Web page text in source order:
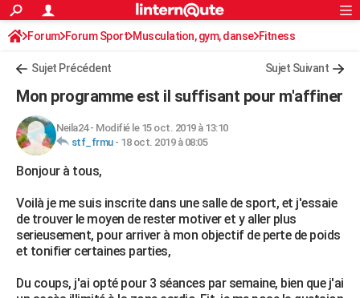
ACTUALITÉS
Politique
Société
Faits Divers
Education
Monde
Villes
+
FINANCE
Retraite
Impôts
Epargne
Immobilier
Risques naturels par ville
Banque
Assurance
Crédit
AUTO
Essais
Réserver un essai
Citadines
Berlines
SUV
Forum auto
+HIGH-TECH
Mobiles
Meilleur smartphone
Internet
Ordinateurs
Jeux vidéo
Guide high-tech
BRICOLAGE
Forum
Aménagement intérieur
Extérieur
Cuisine
Salle de bains
Jardinage
Rangement
WEEK-END
Guides de France
Escapades
Patrimoine
Expositions
Musées
Week-end nature
+LIFESTYLE
Rechercher
S'inscrire
Connexion
Forum Forum Sport Musculation, gym, danse Fitness
Sujet Précédent Sujet Suivant
Mon programme est il suffisant pour m'affiner
Neila24- Modifié le 15 oct. 2019 à 13:10
stf_frmu- 18 oct. 2019 à 08:05
Bonjour à tous,
Voilà je me suis inscrite dans une salle de sport, et j'essaie
de trouver le moyen de rester motiver et y aller plus
serieusement, pour arriver à mon objectif de perte de poids
et tonifier certaines parties,
Du coups, j'ai opté pour 3 séances par semaine, bien que j'ai